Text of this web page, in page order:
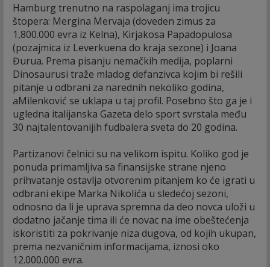
Hamburg trenutno na raspolaganj ima trojicu
štopera: Mergina Mervaja (doveden zimus za
1,800.000 evra iz Kelna), Kirjakosa Papadopulosa
(pozajmica iz Leverkuena do kraja sezone) i Joana
Đurua. Prema pisanju nemačkih medija, poplarni
Dinosaurusi traže mladog defanzivca kojim bi rešili
pitanje u odbrani za narednih nekoliko godina,
aMilenković se uklapa u taj profil. Posebno što ga je i
ugledna italijanska Gazeta delo sport svrstala među
30 najtalentovanijih fudbalera sveta do 20 godina.
Partizanovi čelnici su na velikom ispitu. Koliko god je
ponuda primamljiva sa finansijske strane njeno
prihvatanje ostavlja otvorenim pitanjem ko će igrati u
odbrani ekipe Marka Nikolića u sledećoj sezoni,
odnosno da li je uprava spremna da deo novca uloži u
dodatno jačanje tima ili će novac na ime obeštećenja
iskoristiti za pokrivanje niza dugova, od kojih ukupan,
prema nezvaničnim informacijama, iznosi oko
12.000.000 evra.